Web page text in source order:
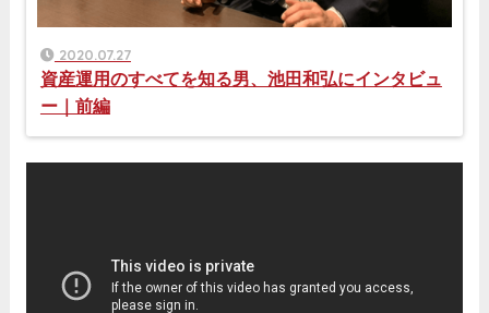
2020.07.27
資産運用のすべてを知る男、池田和弘にインタビュ
ー｜前編